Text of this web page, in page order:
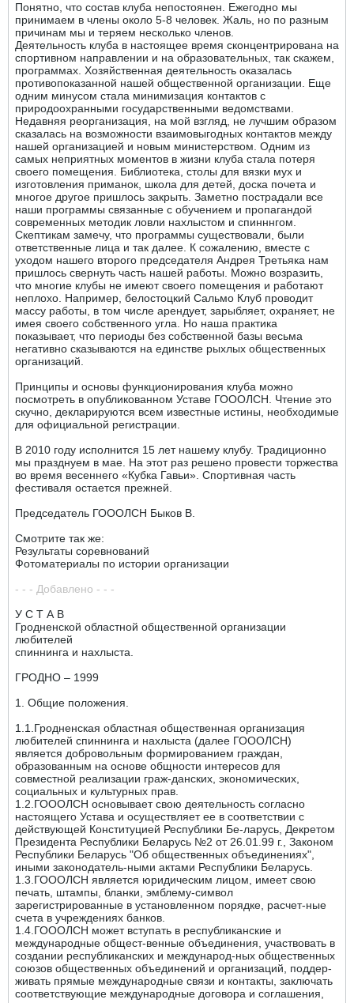
Понятно, что состав клуба непостоянен. Ежегодно мы
принимаем в члены около 5-8 человек. Жаль, но по разным
причинам мы и теряем несколько членов.
Деятельность клуба в настоящее время сконцентрирована на
спортивном направлении и на образовательных, так скажем,
программах. Хозяйственная деятельность оказалась
противопоказанной нашей общественной организации. Еще
одним минусом стала минимизация контактов с
природоохранными государственными ведомствами.
Недавняя реорганизация, на мой взгляд, не лучшим образом
сказалась на возможности взаимовыгодных контактов между
нашей организацией и новым министерством. Одним из
самых неприятных моментов в жизни клуба стала потеря
своего помещения. Библиотека, столы для вязки мух и
изготовления приманок, школа для детей, доска почета и
многое другое пришлось закрыть. Заметно пострадали все
наши программы связанные с обучением и пропагандой
современных методик ловли нахлыстом и спинннгом.
Скептикам замечу, что программы существовали, были
ответственные лица и так далее. К сожалению, вместе с
уходом нашего второго председателя Андрея Третьяка нам
пришлось свернуть часть нашей работы. Можно возразить,
что многие клубы не имеют своего помещения и работают
неплохо. Например, белостоцкий Сальмо Клуб проводит
массу работы, в том числе арендует, зарыбляет, охраняет, не
имея своего собственного угла. Но наша практика
показывает, что периоды без собственной базы весьма
негативно сказываются на единстве рыхлых общественных
организаций.
Принципы и основы функционирования клуба можно
посмотреть в опубликованном Уставе ГОООЛСН. Чтение это
скучно, декларируются всем известные истины, необходимые
для официальной регистрации.
В 2010 году исполнится 15 лет нашему клубу. Традиционно
мы празднуем в мае. На этот раз решено провести торжества
во время весеннего «Кубка Гавьи». Спортивная часть
фестиваля остается прежней.
Председатель ГОООЛСН Быков В.
Смотрите так же:
Результаты соревнований
Фотоматериалы по истории организации
- - - Добавлено - - -
У С Т А В
Гродненской областной общественной организации
любителей
спиннинга и нахлыста.
ГРОДНО – 1999
1. Общие положения.
1.1.Гродненская областная общественная организация
любителей спиннинга и нахлыста (далее ГОООЛСН)
является добровольным формированием граждан,
образованным на основе общности интересов для
совместной реализации граж-данских, экономических,
социальных и культурных прав.
1.2.ГОООЛСН основывает свою деятельность согласно
настоящего Устава и осуществляет ее в соответствии с
действующей Конституцией Республики Бе-ларусь, Декретом
Президента Республики Беларусь №2 от 26.01.99 г., Законом
Республики Беларусь "Об общественных объединениях",
иными законодатель-ными актами Республики Беларусь.
1.3.ГОООЛСН является юридическим лицом, имеет свою
печать, штампы, бланки, эмблему-символ
зарегистрированные в установленном порядке, расчет-ные
счета в учреждениях банков.
1.4.ГОООЛСН может вступать в республиканские и
международные общест-венные объединения, участвовать в
создании республиканских и международ-ных общественных
союзов общественных объединений и организаций, поддер-
живать прямые международные связи и контакты, заключать
соответствующие международные договора и соглашения,